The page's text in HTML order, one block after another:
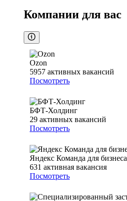
Компании для вас
Ozon
5957 активных вакансий
Посмотреть
БФТ-Холдинг
29 активных вакансий
Посмотреть
Яндекс Команда для бизнеса
631 активная вакансия
Посмотреть